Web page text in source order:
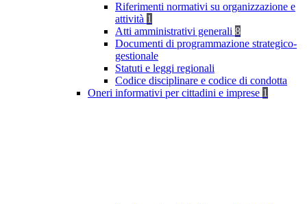
Riferimenti normativi su organizzazione e
attività 1
Atti amministrativi generali 8
Documenti di programmazione strategico-
gestionale
Statuti e leggi regionali
Codice disciplinare e codice di condotta
Oneri informativi per cittadini e imprese 1